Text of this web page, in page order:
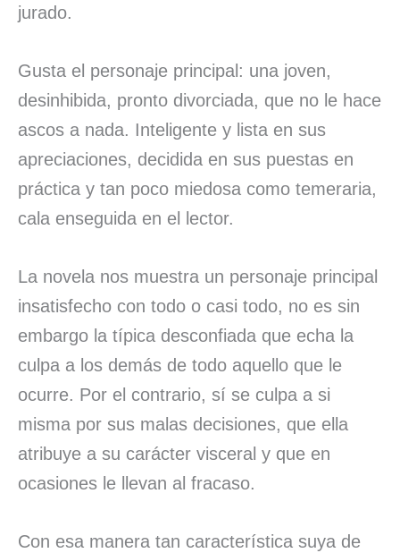
jurado.
Gusta el personaje principal: una joven,
desinhibida, pronto divorciada, que no le hace
ascos a nada. Inteligente y lista en sus
apreciaciones, decidida en sus puestas en
práctica y tan poco miedosa como temeraria,
cala enseguida en el lector.
La novela nos muestra un personaje principal
insatisfecho con todo o casi todo, no es sin
embargo la típica desconfiada que echa la
culpa a los demás de todo aquello que le
ocurre. Por el contrario, sí se culpa a si
misma por sus malas decisiones, que ella
atribuye a su carácter visceral y que en
ocasiones le llevan al fracaso.
Con esa manera tan característica suya de